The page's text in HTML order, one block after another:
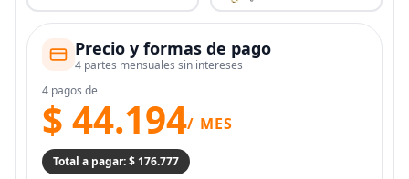
Precio y formas de pago
4 partes mensuales sin intereses
4 pagos de
$ 44.194/ MES
Total a pagar: $ 176.777